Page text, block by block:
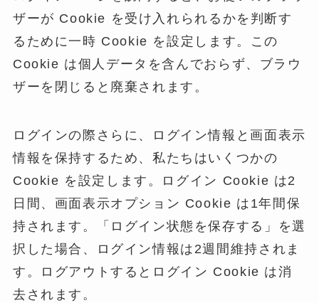
ザーが Cookie を受け入れられるかを判断す
るために一時 Cookie を設定します。この
Cookie は個人データを含んでおらず、ブラウ
ザーを閉じると廃棄されます。
ログインの際さらに、ログイン情報と画面表示
情報を保持するため、私たちはいくつかの
Cookie を設定します。ログイン Cookie は2
日間、画面表示オプション Cookie は1年間保
持されます。「ログイン状態を保存する」を選
択した場合、ログイン情報は2週間維持されま
す。ログアウトするとログイン Cookie は消
去されます。